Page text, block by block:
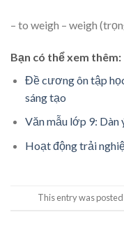
– to weigh – weigh
Bạn có thể xem thêm:
Đề cương ôn tập
sáng tạo
Văn mẫu lớp 9: Dàn
Hoạt động trải
This entry was posted